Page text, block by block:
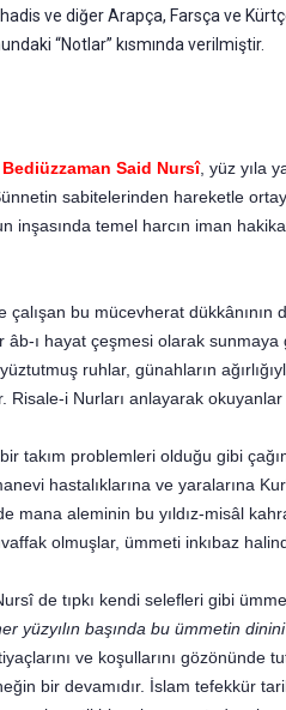
ve diğer Arapça, Farsça ve
“Notlar” kısmında verilmiştir.
Bediüzzaman Said Nursî, yüz yıla
sabitelerinden hareketle
inşasında te­mel harcın iman
çalışan bu mücevherat
âb-ı hayat çeşmesi olarak
ruhlar, günahların
Risale-i Nurları anlayarak
takım problemleri olduğu gibi
hastalıklarına ve yara­larına
ma­na aleminin bu yıldız-misâl
olmuşlar, ümmeti inkıbaz
de tıpkı kendi selefleri gibi
yüzyılın başında bu ümmetin
ve koşullarını
bir devamıdır. İslam tefekkür